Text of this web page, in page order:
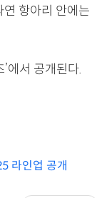
연 항아리 안에는
에서 공개된다.
라인업 공개